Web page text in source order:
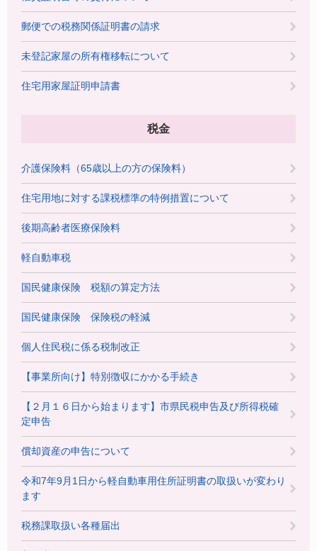
郵便での税務関係証明書の請求
未登記家屋の所有権移転について
住宅用家屋証明申請書
税金
介護保険料（65歳以上の方の保険料）
住宅用地に対する課税標準の特例措置について
後期高齢者医療保険料
軽自動車税
国民健康保険 税額の算定方法
国民健康保険 保険税の軽減
個人住民税に係る税制改正
【事業所向け】特別徴収にかかる手続き
【２月１６日から始まります】市県民税申告及び所得税確
定申告
償却資産の申告について
令和7年9月1日から軽自動車用住所証明書の取扱いが変わり
ます
税務課取扱い各種届出